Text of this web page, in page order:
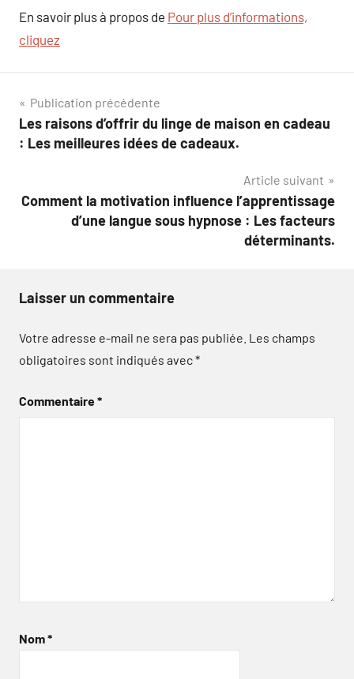
En savoir plus à propos de Pour plus d’informations,
cliquez
Navigation
de
Publication précédente
Les raisons d’offrir du linge de maison en cadeau
: Les meilleures idées de cadeaux.
Article suivant
Comment la motivation influence l’apprentissage
d’une langue sous hypnose : Les facteurs
déterminants.
Laisser un commentaire
Votre adresse e-mail ne sera pas publiée. Les champs
obligatoires sont indiqués avec*
Commentaire*
Nom*